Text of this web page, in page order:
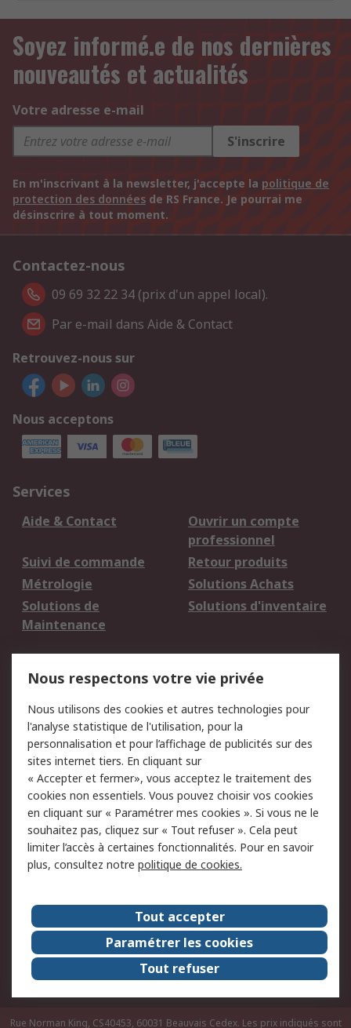
Soyez informé.e de nos dernières
nouveautés et actualités
Votre adresse e-mail
S'inscrire
En m'inscrivant à la newsletter, j'accepte la politique de
protection des données de RS France. Je pourrai me
désinscrire à tout moment.
Contactez-nous
09 69 32 22 34 (prix d'un appel local).
Par e-mail dans Aide & Contact
Retrouvez-nous sur
Nous acceptons
Services
Aide & Contact
Ouvrir un compte
professionnel
Suivi de commande
Retour produits
Métrologie
Solutions Achats
Solutions de
Maintenance
Solutions d'inventaire
du site
Politique de protection
des données - Mise à
jour
Sécurité des E-mails
Conditions générales
de vente
Politique anti-
corruption
Campagnes marketing
A propos de RS
A propos de RS France
Evénements
Le groupe RS Group Plc
Presse
RS dans le monde
Démarche RSE
Nous rejoindre
RS Particuliers
Rue Norman King, CS40453, 60031 Beauvais Cedex. Les prix indiqués sont
Nous respectons votre vie privée
Nous utilisons des cookies et autres technologies pour
l'analyse statistique de l'utilisation, pour la
personnalisation et pour l’affichage de publicités sur des
sites internet tiers. En cliquant sur
« Accepter et fermer», vous acceptez le traitement des
cookies non essentiels. Vous pouvez choisir vos cookies
en cliquant sur « Paramétrer mes cookies ». Si vous ne le
souhaitez pas, cliquez sur « Tout refuser ». Cela peut
limiter l’accès à certaines fonctionnalités. Pour en savoir
plus, consultez notre politique de cookies.
Tout accepter
Paramétrer les cookies
Tout refuser